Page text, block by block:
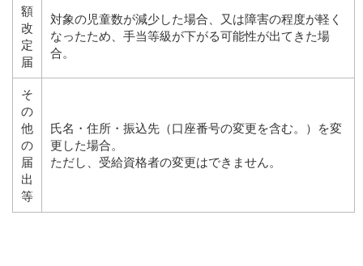
額
改
定
届
対象の児童数が減少した場合、又は障害の程度が軽く
なったため、手当等級が下がる可能性が出てきた場
合。
そ
の
他
の
届
出
等
氏名・住所・振込先（口座番号の変更を含む。）を変
更した場合。
ただし、受給資格者の変更はできません。